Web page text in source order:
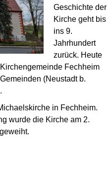
Geschichte der
Kirche geht bis
ins 9.
Jahrhundert
zurück. Heute
Fechheim
(Neustadt b.
in Fechheim.
wurde die Kirche am 2.